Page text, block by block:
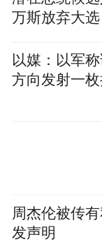
主题曲原唱
万斯放弃大选
以媒：以军
方向发射一
周杰伦被传
发声明